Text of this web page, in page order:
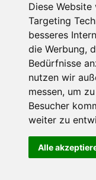
Diese
Targeting
besseres
die Werbung,
Bedürfnisse
nutzen wir
messen, um
Besucher
weiter zu
Alle
Fabian Steiner
Auto heißt Auto: Wie
Menschen in Bewegung
Sophia Flörsch,
ÜBER UNS